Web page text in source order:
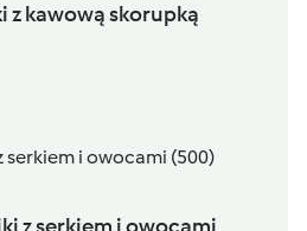
z kawową skorupką